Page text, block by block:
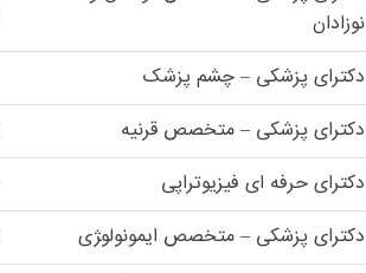
نوزادان
دکترای پزشکی – چشم پزشک
دکترای پزشکی – متخصص قرنیه
دکترای حرفه ای فیزیوتراپی
دکترای پزشکی – متخصص ایمونولو‍‍ژی